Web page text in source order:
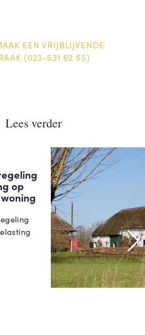
EEN VRIJBLIJVENDE
(023-531 62 55)
Lees verder
op